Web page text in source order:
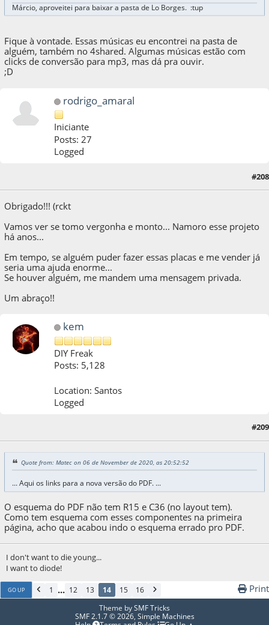
Márcio, aproveitei para baixar a pasta de Lo Borges. :tup
Fique à vontade. Essas músicas eu encontrei na pasta de
alguém, também no 4shared. Algumas músicas estão com
clicks de conversão para mp3, mas dá pra ouvir.
;D
rodrigo_amaral
Iniciante
Posts: 27
Logged
#208
Obrigado!!! (rckt
Vamos ver se tomo vergonha e monto... Namoro esse projeto
há anos...
Em tempo, se alguém puder fazer essas placas e me vender já
seria uma ajuda enorme...
Se houver alguém, me mandem uma mensagem privada.
Um abraço!!
kem
DIY Freak
Posts: 5,128
Location: Santos
Logged
#209
Quote from: Matec on 06 de November de 2020, as 20:52:52
... Aqui os links para a nova versão do PDF. ...
O esquema do PDF não tem R15 e C36 (no layout tem).
Como tem esquema com esses componentes na primeira
página, acho que acabou indo o esquema errado pro PDF.
I don't want to die young...
I want to diode!
GO UP 1 ... 12 13 14 15 16 Print
Theme bySMF Tricks
SMF 2.1.7 © 2026, Simple Machines